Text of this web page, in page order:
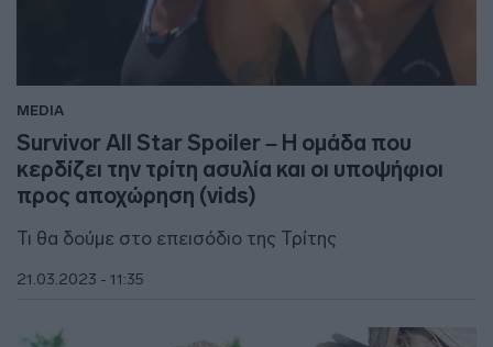
MEDIA
Survivor All Star Spoiler – Η ομάδα που
κερδίζει την τρίτη ασυλία και οι υποψήφιοι
προς αποχώρηση (vids)
Τι θα δούμε στο επεισόδιο της Τρίτης
21.03.2023 - 11:35